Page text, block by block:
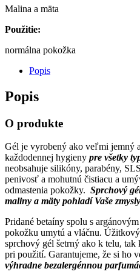
Malina a mäta
Použitie:
normálna pokožka
Popis
Popis
O produkte
Gél je vyrobený ako veľmi jemný
každodennej hygieny pre všetky
neobsahuje silikóny, parabény,
penivosť a mohutnú čistiacu a
odmastenia pokožky. Sprchový
maliny a mäty pohladí Vaše
Pridané betaíny spolu s
pokožku umytú a vláčnu.
sprchový gél šetrný ako k telu,
pri použití. Garantujeme, že si ho
výhradne bezalergénnou